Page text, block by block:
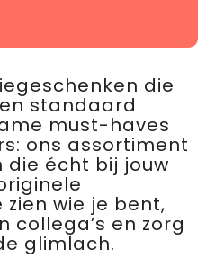
die
standaard
must-haves
ons assortiment
die écht bij jouw
wie je bent,
collega’s en zorg
glimlach.